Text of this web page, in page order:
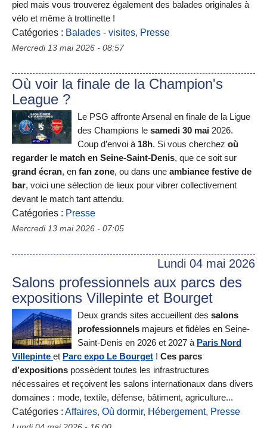
pied mais vous trouverez également des balades originales à
vélo et même à trottinette !
Catégories : Balades - visites, Presse
Mercredi 13 mai 2026 - 08:57
Où voir la finale de la Champion's
League ?
Le PSG affronte Arsenal en finale de la Ligue
des Champions le samedi 30 mai 2026.
Coup d’envoi à 18h. Si vous cherchez où
regarder le match en Seine-Saint-Denis, que ce soit sur
grand écran, en fan zone, ou dans une ambiance festive de
bar, voici une sélection de lieux pour vibrer collectivement
devant le match tant attendu.
Catégories : Presse
Mercredi 13 mai 2026 - 07:05
Lundi 04 mai 2026
Salons professionnels aux parcs des
expositions Villepinte et Bourget
Deux grands sites accueillent des salons
professionnels majeurs et fidèles en Seine-
Saint-Denis en 2026 et 2027 à Paris Nord
Villepinte et Parc expo Le Bourget ! Ces parcs
d’expositions possèdent toutes les infrastructures
nécessaires et reçoivent les salons internationaux dans divers
domaines : mode, textile, défense, bâtiment, agriculture...
Catégories : Affaires, Où dormir, Hébergement, Presse